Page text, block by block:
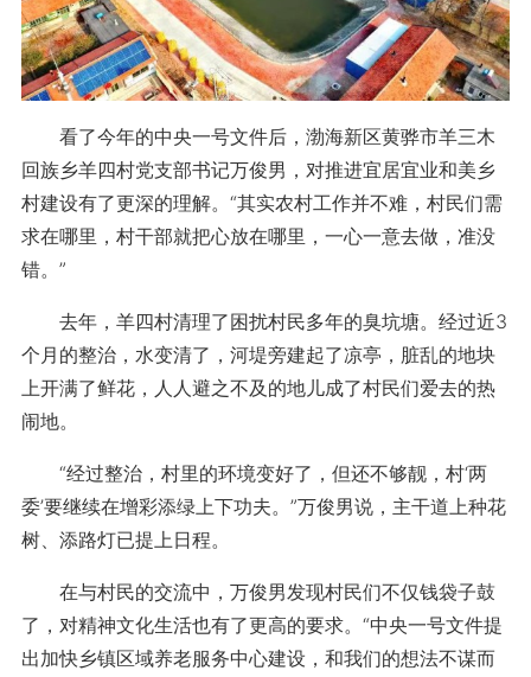
看了今年的中央一号文件后，渤海新区黄骅市羊三木
回族乡羊四村党支部书记万俊男，对推进宜居宜业和美乡
村建设有了更深的理解。“其实农村工作并不难，村民们需
求在哪里，村干部就把心放在哪里，一心一意去做，准没
错。”
去年，羊四村清理了困扰村民多年的臭坑塘。经过近3
个月的整治，水变清了，河堤旁建起了凉亭，脏乱的地块
上开满了鲜花，人人避之不及的地儿成了村民们爱去的热
闹地。
“经过整治，村里的环境变好了，但还不够靓，村‘两
委’要继续在增彩添绿上下功夫。”万俊男说，主干道上种花
树、添路灯已提上日程。
在与村民的交流中，万俊男发现村民们不仅钱袋子鼓
了，对精神文化生活也有了更高的要求。“中央一号文件提
出加快乡镇区域养老服务中心建设，和我们的想法不谋而